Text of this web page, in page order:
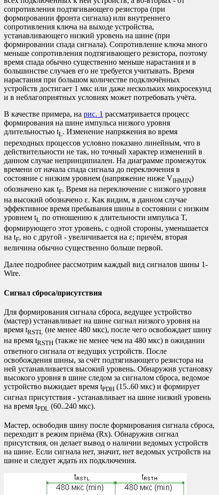
сопротивления подтягивающего резистора (при
формировании фронта сигнала) или внутреннего
сопротивления ключа на выходе устройства,
устанавливающего низкий уровень на шине (при
формировании спада сигнала). Сопротивление ключа много
меньше сопротивления подтягивающего резистора, поэтому
время спада обычно существенно меньше нарастания и в
большинстве случаев его не требуется учитывать. Время
нарастания при большом количестве подключённых
устройств достигает 1 мкс или даже нескольких микросекунд
и в неблагоприятных условиях может потребовать учёта.
В качестве примера, на рис. 1 рассматривается процесс
формирования на шине импульса низкого уровня
длительностью tL. Изменение напряжения во время
переходных процессов условно показано линейным, что в
действительности не так, но точный характер изменений в
данном случае непринципиален. На диаграмме промежуток
времени от начала спада сигнала до переключения в
состояние с низким уровнем (напряжение ниже VIHMIN)
обозначено как tF. Время на переключение с низкого уровня
на высокий обозначено ε. Как видим, в данном случае
эффективное время пребывания шины в состоянии с низким
уровнем tL по отношению к длительности импульса T,
формирующего этот уровень, с одной стороны, уменьшается
на tF, но с другой - увеличивается на ε; причём, вторая
величина обычно существенно больше первой.
Далее подробнее рассмотрим каждый вид сигналов шины 1-
Wire.
Сигнал сброса/присутствия
Для формирования сигнала сброса, ведущее устройство
(мастер) устанавливает на шине сигнал низкого уровня на
время tRSTL (не менее 480 мкс), после чего освобождает шину
на время tRSTH (также не менее чем на 480 мкс) в ожидании
ответного сигнала от ведущих устройств. После
освобождения шины, за счёт подтягивающего резистора на
ней устанавливается высокий уровень. Обнаружив установку
высокого уровня в шине следом за сигналом сброса, ведомое
устройство выжидает время tPDH (15..60 мкс) и формирует
сигнал присутствия - устанавливает на шине низкий уровень
на время tPDL (60..240 мкс).
Мастер, освободив шину после формирования сигнала сброса,
переходит в режим приёма (Rx). Обнаружив сигнал
присутствия, он делает вывод о наличии ведомых устройств
на шине. Если сигнала нет, значит, нет ведомых устройств на
шине и следует ждать их подключения.